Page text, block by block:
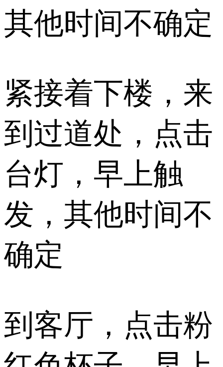
其他时间不确定
紧接着下楼，来
到过道处，点击
台灯，早上触
发，其他时间不
确定
到客厅，点击粉